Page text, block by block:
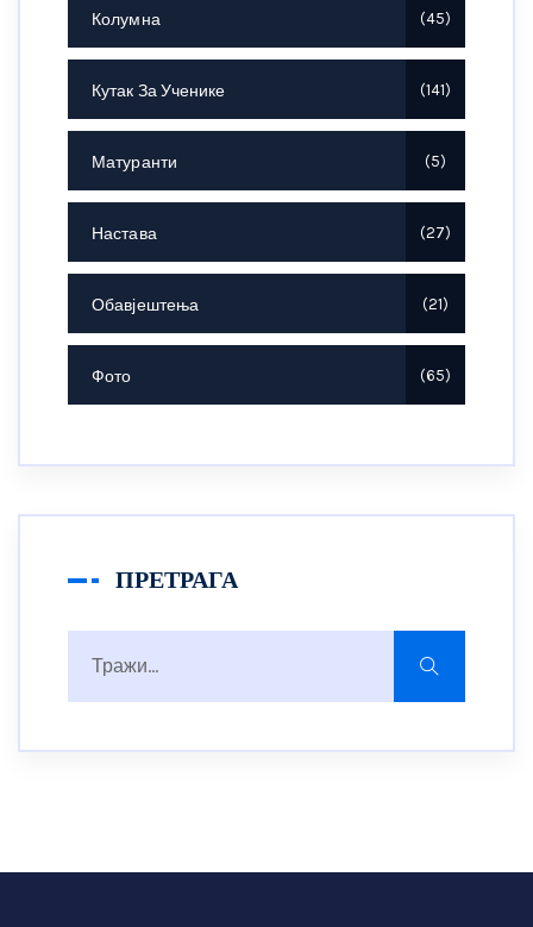
Колумна 45
Кутак За Ученике 141
Матуранти 5
Настава 27
Обавјештења 21
Фото 65
ПРЕТРАГА